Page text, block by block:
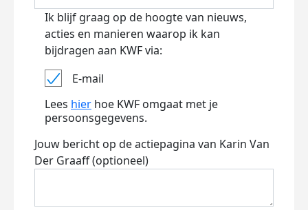
Ik blijf graag op de hoogte van nieuws,
acties en manieren waarop ik kan
bijdragen aan KWF via:
E-mail
Lees hier hoe KWF omgaat met je
persoonsgegevens.
Jouw bericht op de actiepagina van Karin Van
Der Graaff (optioneel)